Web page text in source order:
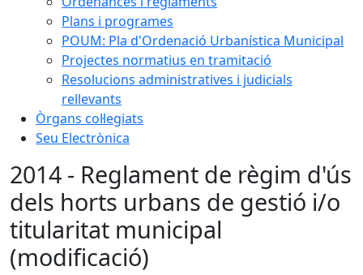
Plans i programes
POUM: Pla d'Ordenació Urbanística Municipal
Projectes normatius en tramitació
Resolucions administratives i judicials
rellevants
Òrgans col·legiats
Seu Electrònica
2014 - Reglament de règim d'ús
dels horts urbans de gestió i/o
titularitat municipal
(modificació)